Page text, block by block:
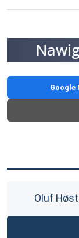
Google
Oluf